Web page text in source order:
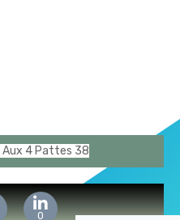
Aux 4 Pattes 38
0